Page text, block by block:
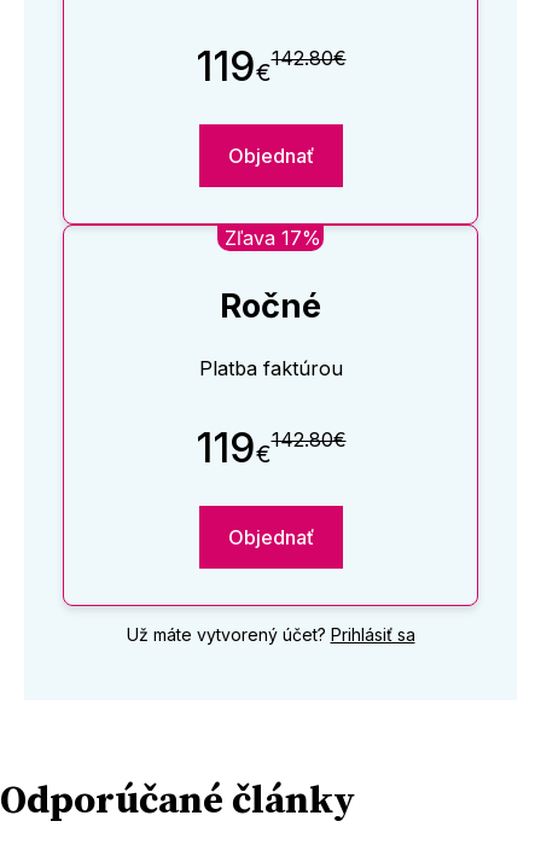
119€142.80€
Objednať
Zľava 17%
Ročné
Platba faktúrou
119€142.80€
Objednať
Už máte vytvorený účet? Prihlásiť sa
Odporúčané články